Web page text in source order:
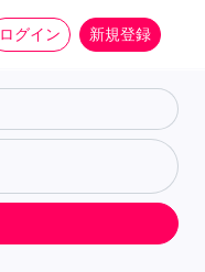
ログイン 新規登録